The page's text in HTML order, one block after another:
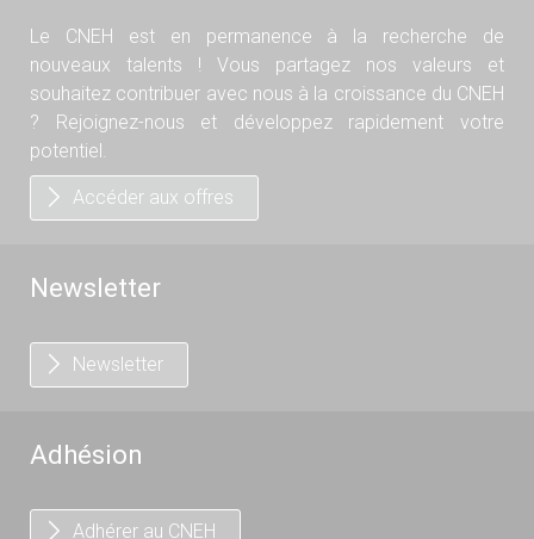
Le CNEH est en permanence à la recherche de
nouveaux talents ! Vous partagez nos valeurs et
souhaitez contribuer avec nous à la croissance du CNEH
? Rejoignez-nous et développez rapidement votre
potentiel.
Accéder aux offres
Newsletter
Newsletter
Adhésion
Adhérer au CNEH